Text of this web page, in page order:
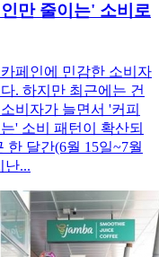
만 줄이는' 소비로
페인에 민감한 소비자
. 하지만 최근에는 건
비자가 늘면서 '커피
' 소비 패턴이 확산되
한 달간(6월 15일~7월
난...